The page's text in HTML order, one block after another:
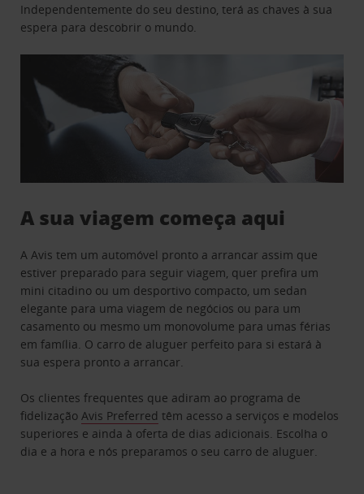
Independentemente do seu destino, terá as chaves à sua
espera para descobrir o mundo.
A sua viagem começa aqui
A Avis tem um automóvel pronto a arrancar assim que
estiver preparado para seguir viagem, quer prefira um
mini citadino ou um desportivo compacto, um sedan
elegante para uma viagem de negócios ou para um
casamento ou mesmo um monovolume para umas férias
em família. O carro de aluguer perfeito para si estará à
sua espera pronto a arrancar.
Os clientes frequentes que adiram ao programa de
fidelizaçãoAvis Preferred têm acesso a serviços e modelos
superiores e ainda à oferta de dias adicionais. Escolha o
dia e a hora e nós preparamos o seu carro de aluguer.